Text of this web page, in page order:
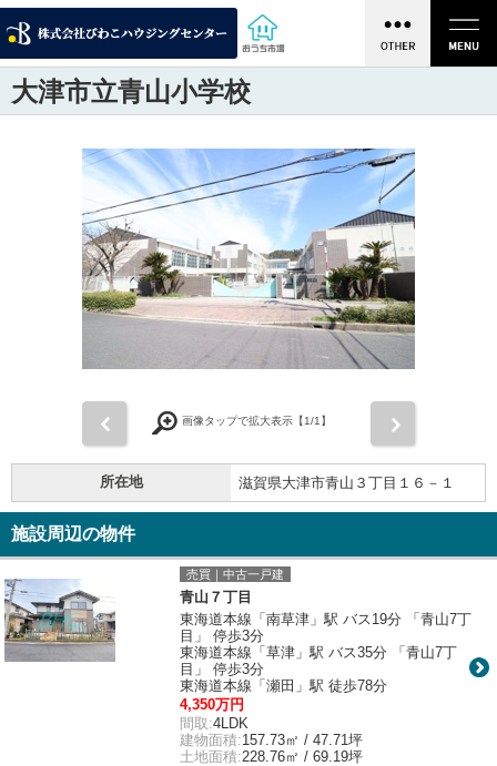
大津市立青山小学校
画像タップで拡大表示【1/1】
所在地 滋賀県大津市青山３丁目１６－１
施設周辺の物件
売買｜中古一戸建
青山７丁目
東海道本線「南草津」駅 バス19分 「青山7丁
目」 停歩3分
東海道本線「草津」駅 バス35分 「青山7丁
目」 停歩3分
東海道本線「瀬田」駅 徒歩78分
4,350万円
間取:4LDK
建物面積:157.73㎡ / 47.71坪
土地面積:228.76㎡ / 69.19坪